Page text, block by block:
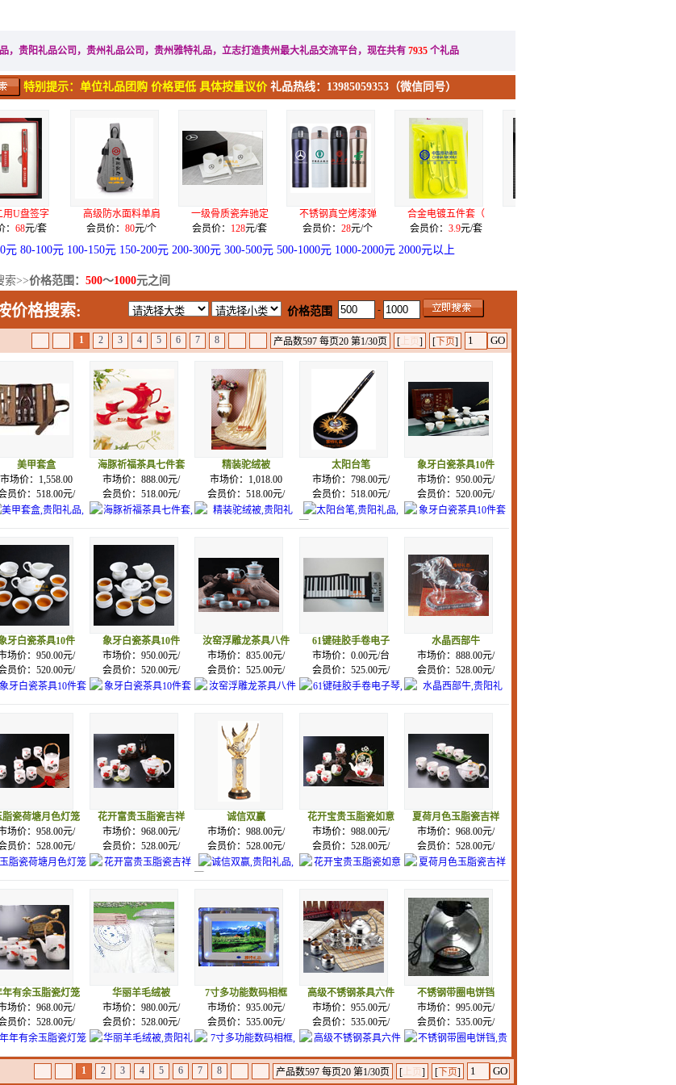
，贵阳礼品公司，贵州礼品公司，贵州雅特礼品，立志打造贵州最大礼品交流平台，现在共有 7935 个礼品
特别提示：单位礼品团购 价格更低 具体按量议价 礼品热线：13985059353（微信同号）
高级防水面料单肩
会员价：
一级骨质瓷奔驰定
会员价：128
不锈钢真空烤漆弹
会员价：28
合金电镀五件套（
会员价：3.9
希诺7071水晶
会员价：175
元 80-100元 100-150元 150-200元 200-300元 300-500元 500-1000元 1000-2000元 2000元以上
索>>价格范围： 500～1000元之间
价格搜索: 价格范围 -
1 2 3 4 5 6 7 8 产品数597 每页20 第1/30页 [上页] [ 下页]
美甲套盒
市场价：1,558.00
员价：518.00元/
海豚祈福茶具七件套
市场价：888.00元/
会员价：518.00元/
精装驼绒被
市场价：1,018.00
会员价：518.00元/
太阳台笔
市场价：798.00元/
会员价：518.00元/
象牙白瓷茶具10件
市场价：950.00元/
会员价：520.00元/
牙白瓷茶具10件
场价：950.00元/
员价：520.00元/
象牙白瓷茶具10件
市场价：950.00元/
会员价：520.00元/
汝窑浮雕龙茶具八件
市场价：835.00元/
会员价：525.00元/
61键硅胶手卷电子
市场价：0.00元/台
会员价：525.00元/
水晶西部牛
市场价：888.00元/
会员价：528.00元/
脂瓷荷塘月色灯笼
场价：958.00元/
员价：528.00元/
花开富贵玉脂瓷吉祥
市场价：968.00元/
会员价：528.00元/
诚信双赢
市场价：988.00元/
会员价：528.00元/
花开宝贵玉脂瓷如意
市场价：988.00元/
会员价：528.00元/
夏荷月色玉脂瓷吉祥
市场价：968.00元/
会员价：528.00元/
年有余玉脂瓷灯笼
场价：968.00元/
员价：528.00元/
华丽羊毛绒被
市场价：980.00元/
会员价：528.00元/
7寸多功能数码相框
市场价：935.00元/
会员价：535.00元/
高级不锈钢茶具六件
市场价：955.00元/
会员价：535.00元/
不锈钢带圈电饼铛
市场价：995.00元/
会员价：535.00元/
1 2 3 4 5 6 7 8 产品数597 每页20 第1/30页 [上页] [ 下页]